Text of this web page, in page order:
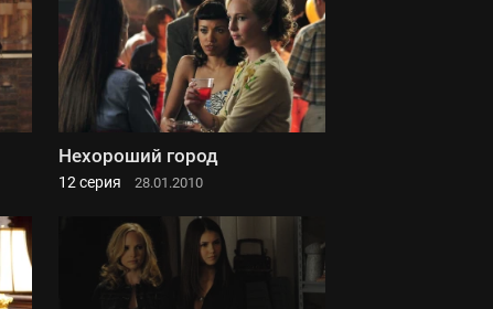
Нехороший город
12 серия 28.01.2010